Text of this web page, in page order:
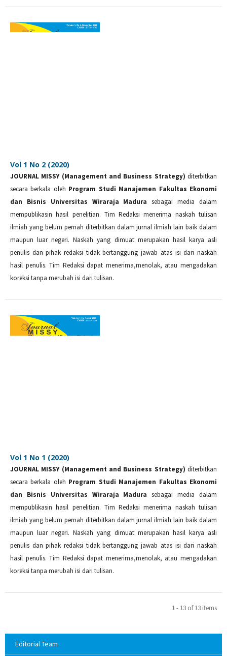
Vol 1 No 2 (2020)
JOURNAL MISSY (Management and Business Strategy) diterbitkan
secara berkala oleh Program Studi Manajemen Fakultas Ekonomi
dan Bisnis Universitas Wiraraja Madura sebagai media dalam
mempublikasin hasil penelitian. Tim Redaksi menerima naskah tulisan
ilmiah yang belum pernah diterbitkan dalam jurnal ilmiah lain baik dalam
maupun luar negeri. Naskah yang dimuat merupakan hasil karya asli
penulis dan pihak redaksi tidak bertanggung jawab atas isi dari naskah
hasil penulis. Tim Redaksi dapat menerima,menolak, atau mengadakan
koreksi tanpa merubah isi dari tulisan.
Vol 1 No 1 (2020)
JOURNAL MISSY (Management and Business Strategy) diterbitkan
secara berkala oleh Program Studi Manajemen Fakultas Ekonomi
dan Bisnis Universitas Wiraraja Madura sebagai media dalam
mempublikasin hasil penelitian. Tim Redaksi menerima naskah tulisan
ilmiah yang belum pernah diterbitkan dalam jurnal ilmiah lain baik dalam
maupun luar negeri. Naskah yang dimuat merupakan hasil karya asli
penulis dan pihak redaksi tidak bertanggung jawab atas isi dari naskah
hasil penulis. Tim Redaksi dapat menerima,menolak, atau mengadakan
koreksi tanpa merubah isi dari tulisan.
1 - 13 of 13 items
Editorial Team